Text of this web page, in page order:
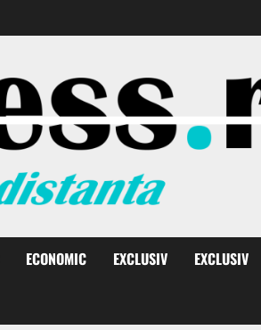
ECONOMIC EXCLUSIV EXCLUSIV